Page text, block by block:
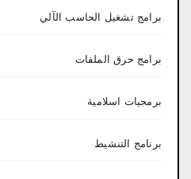
برامج تشغيل الحاسب الآلي
برامج حرق الملفات
برمجيات اسلامية
برنامج التنشيط